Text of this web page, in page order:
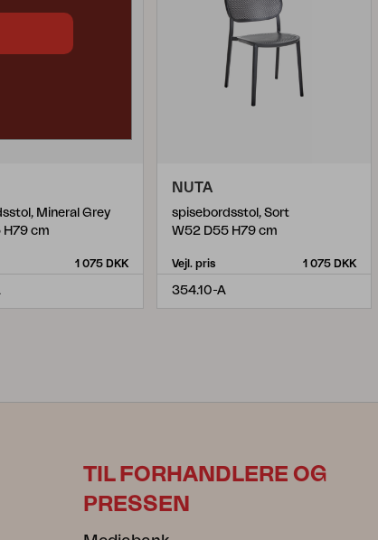
Mineral Grey
H79 cm
1 075 DKK
NUTA
spisebordsstol, Sort
W52 D55 H79 cm
Vejl. pris 1 075 DKK
354.10-A
TIL FORHANDLERE OG
PRESSEN